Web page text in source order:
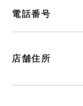
電話番号
店舗住所